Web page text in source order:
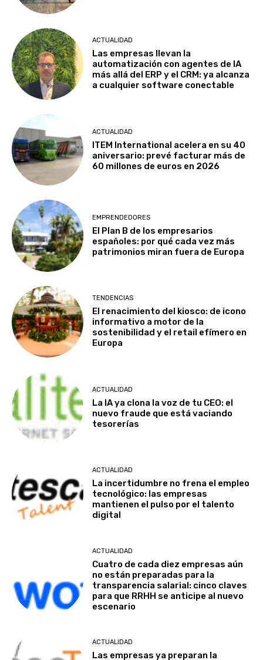
ACTUALIDAD
Las empresas llevan la
automatización con agentes de IA
más allá del ERP y el CRM: ya alcanza
a cualquier software conectable
ACTUALIDAD
ITEM International acelera en su 40
aniversario: prevé facturar más de
60 millones de euros en 2026
EMPRENDEDORES
El Plan B de los empresarios
españoles: por qué cada vez más
patrimonios miran fuera de Europa
TENDENCIAS
El renacimiento del kiosco: de icono
informativo a motor de la
sostenibilidad y el retail efímero en
Europa
ACTUALIDAD
La IA ya clona la voz de tu CEO: el
nuevo fraude que está vaciando
tesorerías
ACTUALIDAD
La incertidumbre no frena el empleo
tecnológico: las empresas
mantienen el pulso por el talento
digital
ACTUALIDAD
Cuatro de cada diez empresas aún
no están preparadas para la
transparencia salarial: cinco claves
para que RRHH se anticipe al nuevo
escenario
ACTUALIDAD
Las empresas ya preparan la